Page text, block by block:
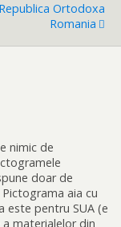
Republica Ortodoxa
Romania
nimic de
doar de
aia cu
este pentru SUA (e
materialelor din